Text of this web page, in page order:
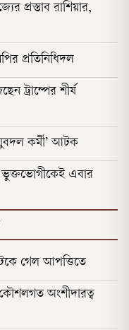
প্রস্তাব রাশিয়ার,
প্রতিনিধিদল
ট্রাম্পের শীর্ষ
কর্মী’ আটক
ভুক্তভোগীকেই এবার
গেল আপত্তিতে
কৌশলগত অংশীদারত্ব